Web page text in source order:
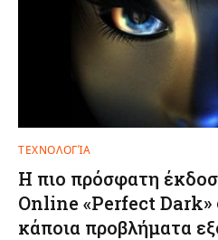
ΤΕΧΝΟΛΟΓΊΑ
Η πιο πρόσφατη
Online «Perfect Dark»
κάποια προβλήματα